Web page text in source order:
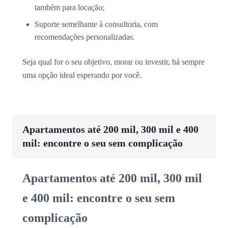
também para locação;
Suporte semelhante à consultoria, com
recomendações personalizadas.
Seja qual for o seu objetivo, morar ou investir, há sempre
uma opção ideal esperando por você.
Apartamentos até 200 mil, 300 mil e 400
mil: encontre o seu sem complicação
Apartamentos até 200 mil, 300 mil
e 400 mil: encontre o seu sem
complicação